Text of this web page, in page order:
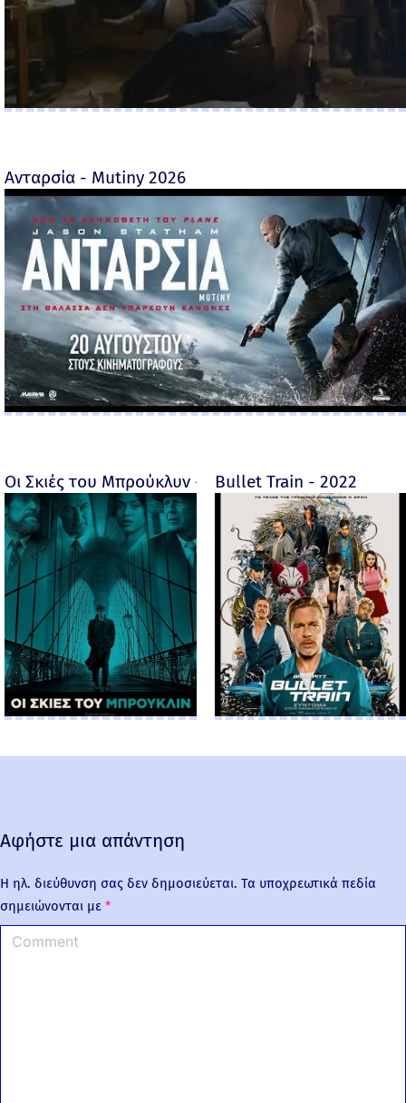
Ανταρσία - Mutiny 2026
Οι Σκιές του Μπρούκλυν - Motherless Brooklyn -
Bullet Train - 2022
Αφήστε μια απάντηση
Η ηλ. διεύθυνση σας δεν δημοσιεύεται. Τα υποχρεωτικά πεδία
σημειώνονται με *